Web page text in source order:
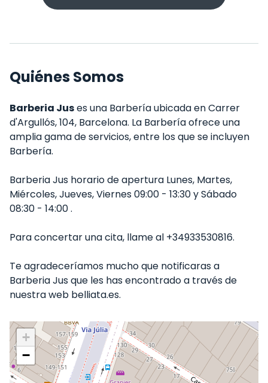
Quiénes Somos
Barberia Juses una Barbería ubicada en Carrer
d'Argullós, 104, Barcelona. La Barbería ofrece una
amplia gama de servicios, entre los que se incluyen
Barbería.
Barberia Jus horario de apertura Lunes, Martes,
Miércoles, Jueves, Viernes 09:00 - 13:30 y Sábado
08:30 - 14:00 .
Para concertar una cita, llame al +34933530816.
Te agradeceríamos mucho que notificaras a
Barberia Jus que les has encontrado a través de
nuestra web belliata.es.
+
−